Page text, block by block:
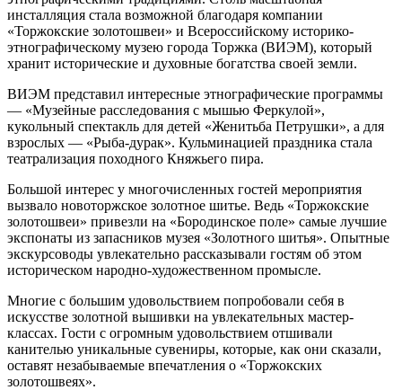
инсталляция стала возможной благодаря компании
«Торжокские золотошвеи» и Всероссийскому историко-
этнографическому музею города Торжка (ВИЭМ), который
хранит исторические и духовные богатства своей земли.
ВИЭМ представил интересные этнографические программы
— «Музейные расследования с мышью Феркулой»,
кукольный спектакль для детей «Женитьба Петрушки», а для
взрослых — «Рыба-дурак». Кульминацией праздника стала
театрализация походного Княжьего пира.
Большой интерес у многочисленных гостей мероприятия
вызвало новоторжское золотное шитье. Ведь «Торжокские
золотошвеи» привезли на «Бородинское поле» самые лучшие
экспонаты из запасников музея «Золотного шитья». Опытные
экскурсоводы увлекательно рассказывали гостям об этом
историческом народно-художественном промысле.
Многие с большим удовольствием попробовали себя в
искусстве золотной вышивки на увлекательных мастер-
классах. Гости с огромным удовольствием отшивали
канителью уникальные сувениры, которые, как они сказали,
оставят незабываемые впечатления о «Торжокских
золотошвеях».